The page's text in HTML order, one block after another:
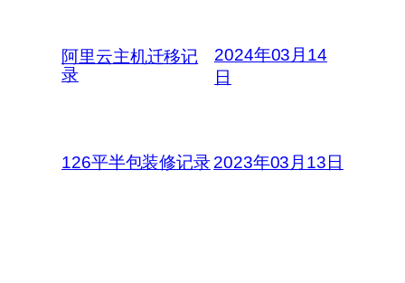
阿里云主机迁移记
录
2024年03月14
日
126平半包装修记录2023年03月13日